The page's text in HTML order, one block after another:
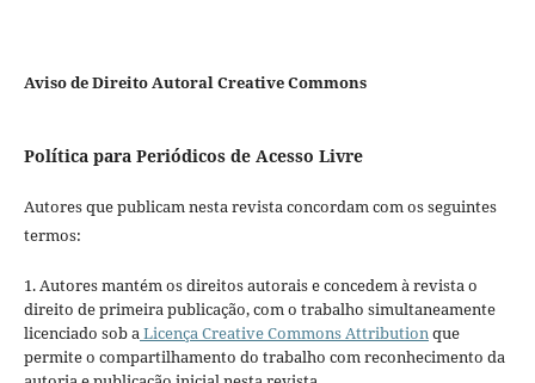
Aviso de Direito Autoral Creative Commons
Política para Periódicos de Acesso Livre
Autores que publicam nesta revista concordam com os seguintes
termos:
1. Autores mantém os direitos autorais e concedem à revista o
direito de primeira publicação, com o trabalho simultaneamente
licenciado sob aLicença Creative Commons Attributionque
permite o compartilhamento do trabalho com reconhecimento da